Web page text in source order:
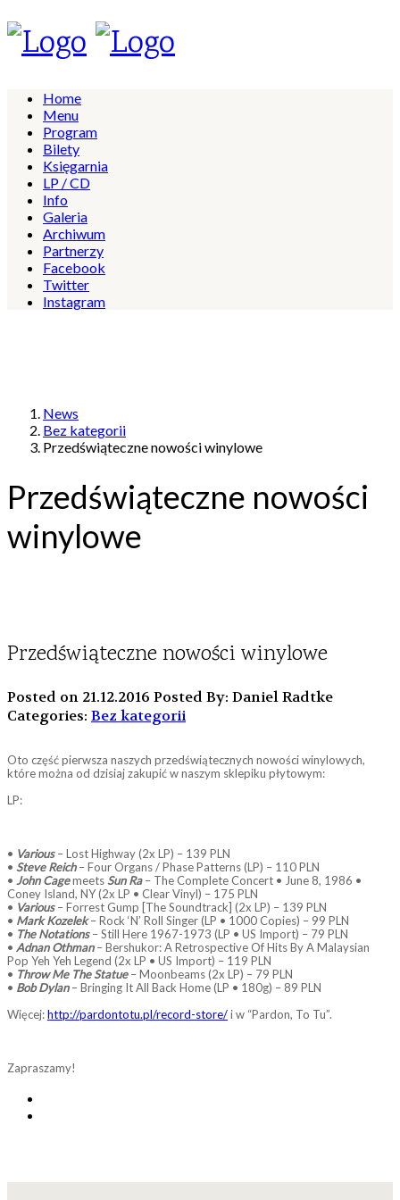
Home
Menu
Program
Bilety
Księgarnia
LP / CD
Info
Galeria
Archiwum
Partnerzy
Facebook
Twitter
Instagram
News
Bez kategorii
Przedświąteczne nowości winylowe
Przedświąteczne nowości
winylowe
Przedświąteczne nowości winylowe
Posted on 21.12.2016 Posted By: Daniel Radtke
Categories: Bez kategorii
Oto część pierwsza naszych przedświątecznych nowości winylowych,
które można od dzisiaj zakupić w naszym sklepiku płytowym:
LP:
• Various– Lost Highway (2x LP) – 139 PLN
• Steve Reich– Four Organs / Phase Patterns (LP) – 110 PLN
• John CagemeetsSun Ra– The Complete Concert • June 8, 1986 •
Coney Island, NY (2x LP • Clear Vinyl) – 175 PLN
• Various– Forrest Gump [The Soundtrack] (2x LP) – 139 PLN
• Mark Kozelek– Rock ‘N’ Roll Singer (LP • 1000 Copies) – 99 PLN
• The Notations– Still Here 1967-1973 (LP • US Import) – 79 PLN
• Adnan Othman– Bershukor: A Retrospective Of Hits By A Malaysian
Pop Yeh Yeh Legend (2x LP • US Import) – 119 PLN
• Throw Me The Statue– Moonbeams (2x LP) – 79 PLN
• Bob Dylan– Bringing It All Back Home (LP • 180g) – 89 PLN
Więcej:http://pardontotu.pl/record-store/i w “Pardon, To Tu”.
Zapraszamy!